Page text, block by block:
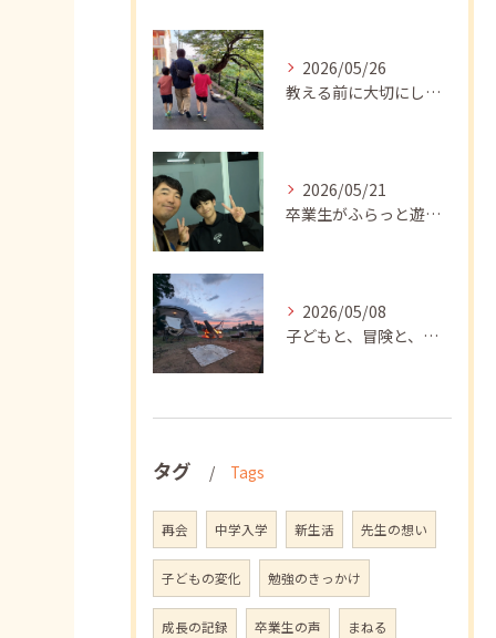
2026/05/26
教える前に大切にしたいこと
2026/05/21
卒業生がふらっと遊びに来てくれました
2026/05/08
子どもと、冒険と、学び
タグ Tags
再会 中学入学 新生活 先生の想い
子どもの変化 勉強のきっかけ
成長の記録 卒業生の声 まねる